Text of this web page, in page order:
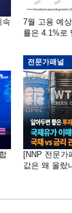
속
7월 고용 예
률은 4.1%로
전문가패널
[NNP 전문가
값은 왜 올랐